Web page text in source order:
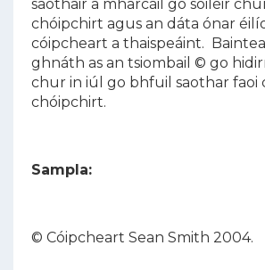
saothair a mharcáil go soiléir
chóipchirt agus an dáta ónar
cóipcheart a thaispeáint.
ghnáth as an tsiombail © go
chur in iúl go bhfuil saothar faoi
chóipchirt.
Sampla:
© Cóipcheart Sean Smith 2004.